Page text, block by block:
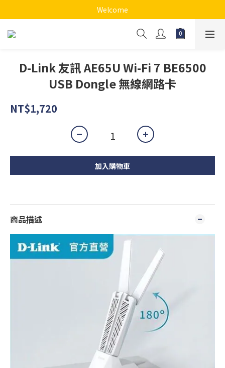
Welcome
D-Link 友訊 AE65U Wi-Fi 7 BE6500
USB Dongle 無線網路卡
NT$1,720
加入購物車
商品描述